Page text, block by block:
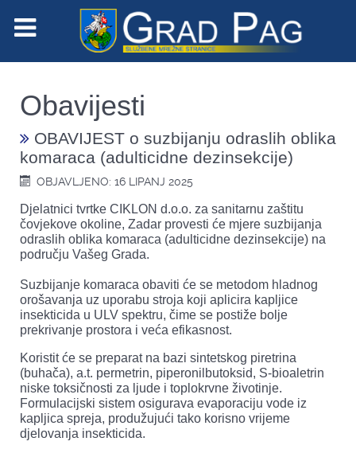
Obavijesti
OBAVIJEST o suzbijanju odraslih oblika
komaraca (adulticidne dezinsekcije)
OBJAVLJENO: 16 LIPANJ 2025
Djelatnici tvrtke CIKLON d.o.o. za sanitarnu zaštitu
čovjekove okoline, Zadar provesti će mjere suzbijanja
odraslih oblika komaraca (adulticidne dezinsekcije) na
području Vašeg Grada.
Suzbijanje komaraca obaviti će se metodom hladnog
orošavanja uz uporabu stroja koji aplicira kapljice
insekticida u ULV spektru, čime se postiže bolje
prekrivanje prostora i veća efikasnost.
Koristit će se preparat na bazi sintetskog piretrina
(buhača), a.t. permetrin, piperonilbutoksid, S-bioaletrin
niske toksičnosti za ljude i toplokrvne životinje.
Formulacijski sistem osigurava evaporaciju vode iz
kapljica spreja, produžujući tako korisno vrijeme
djelovanja insekticida.